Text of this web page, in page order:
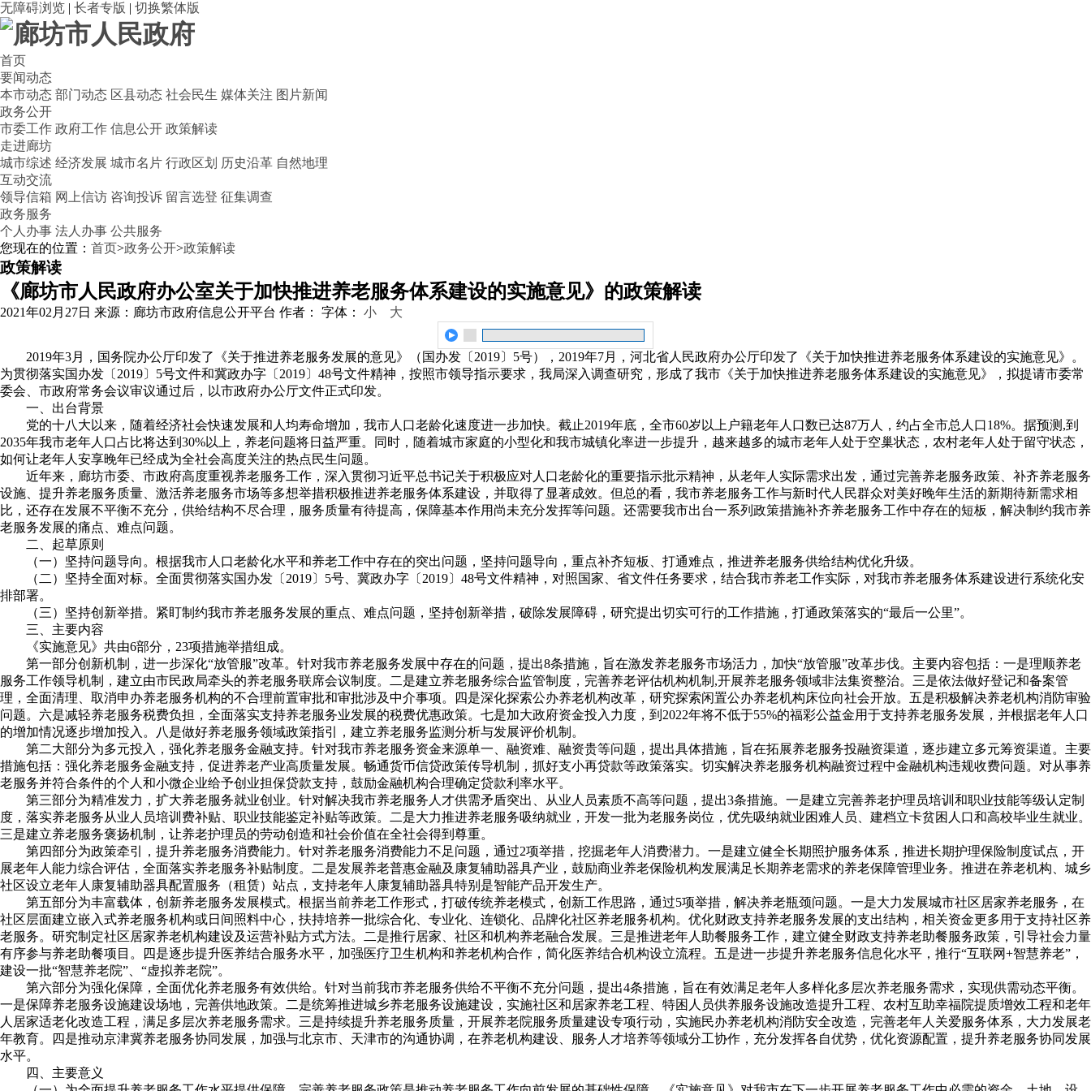
无障碍浏览 | 长者专版 | 切换繁体版
首页
要闻动态
本市动态 部门动态 区县动态 社会民生 媒体关注 图片新闻
政务公开
市委工作 政府工作 信息公开 政策解读
走进廊坊
城市综述 经济发展 城市名片 行政区划 历史沿革 自然地理
互动交流
领导信箱 网上信访 咨询投诉 留言选登 征集调查
政务服务
个人办事 法人办事 公共服务
您现在的位置： 首页>政务公开>政策解读
政策解读
《廊坊市人民政府办公室关于加快推进养老服务体系建设的实施意见》的政策解读
2021年02月27日 来源：廊坊市政府信息公开平台 作者： 字体： 小 大
2019年3月，国务院办公厅印发了《关于推进养老服务发展的意见》（国办发〔2019〕5号），2019年7月，河北省人民政府办公厅印发了《关于加快推进养老服务体系建设的实施意见》。
为贯彻落实国办发〔2019〕5号文件和冀政办字〔2019〕48号文件精神，按照市领导指示要求，我局深入调查研究，形成了我市《关于加快推进养老服务体系建设的实施意见》，拟提请市委常
委会、市政府常务会议审议通过后，以市政府办公厅文件正式印发。
一、出台背景
党的十八大以来，随着经济社会快速发展和人均寿命增加，我市人口老龄化速度进一步加快。截止2019年底，全市60岁以上户籍老年人口数已达87万人，约占全市总人口18%。据预测,到
2035年我市老年人口占比将达到30%以上，养老问题将日益严重。同时，随着城市家庭的小型化和我市城镇化率进一步提升，越来越多的城市老年人处于空巢状态，农村老年人处于留守状态，
如何让老年人安享晚年已经成为全社会高度关注的热点民生问题。
近年来，廊坊市委、市政府高度重视养老服务工作，深入贯彻习近平总书记关于积极应对人口老龄化的重要指示批示精神，从老年人实际需求出发，通过完善养老服务政策、补齐养老服务
设施、提升养老服务质量、激活养老服务市场等多想举措积极推进养老服务体系建设，并取得了显著成效。但总的看，我市养老服务工作与新时代人民群众对美好晚年生活的新期待新需求相
比，还存在发展不平衡不充分，供给结构不尽合理，服务质量有待提高，保障基本作用尚未充分发挥等问题。还需要我市出台一系列政策措施补齐养老服务工作中存在的短板，解决制约我市养
老服务发展的痛点、难点问题。
二、起草原则
（一）坚持问题导向。根据我市人口老龄化水平和养老工作中存在的突出问题，坚持问题导向，重点补齐短板、打通难点，推进养老服务供给结构优化升级。
（二）坚持全面对标。全面贯彻落实国办发〔2019〕5号、冀政办字〔2019〕48号文件精神，对照国家、省文件任务要求，结合我市养老工作实际，对我市养老服务体系建设进行系统化安
排部署。
（三）坚持创新举措。紧盯制约我市养老服务发展的重点、难点问题，坚持创新举措，破除发展障碍，研究提出切实可行的工作措施，打通政策落实的“最后一公里”。
三、主要内容
《实施意见》共由6部分，23项措施举措组成。
第一部分创新机制，进一步深化“放管服”改革。针对我市养老服务发展中存在的问题，提出8条措施，旨在激发养老服务市场活力，加快“放管服”改革步伐。主要内容包括：一是理顺养老
服务工作领导机制，建立由市民政局牵头的养老服务联席会议制度。二是建立养老服务综合监管制度，完善养老评估机构机制,开展养老服务领域非法集资整治。三是依法做好登记和备案管
理，全面清理、取消申办养老服务机构的不合理前置审批和审批涉及中介事项。四是深化探索公办养老机构改革，研究探索闲置公办养老机构床位向社会开放。五是积极解决养老机构消防审验
问题。六是减轻养老服务税费负担，全面落实支持养老服务业发展的税费优惠政策。七是加大政府资金投入力度，到2022年将不低于55%的福彩公益金用于支持养老服务发展，并根据老年人口
的增加情况逐步增加投入。八是做好养老服务领域政策指引，建立养老服务监测分析与发展评价机制。
第二大部分为多元投入，强化养老服务金融支持。针对我市养老服务资金来源单一、融资难、融资贵等问题，提出具体措施，旨在拓展养老服务投融资渠道，逐步建立多元筹资渠道。主要
措施包括：强化养老服务金融支持，促进养老产业高质量发展。畅通货币信贷政策传导机制，抓好支小再贷款等政策落实。切实解决养老服务机构融资过程中金融机构违规收费问题。对从事养
老服务并符合条件的个人和小微企业给予创业担保贷款支持，鼓励金融机构合理确定贷款利率水平。
第三部分为精准发力，扩大养老服务就业创业。针对解决我市养老服务人才供需矛盾突出、从业人员素质不高等问题，提出3条措施。一是建立完善养老护理员培训和职业技能等级认定制
度，落实养老服务从业人员培训费补贴、职业技能鉴定补贴等政策。二是大力推进养老服务吸纳就业，开发一批为老服务岗位，优先吸纳就业困难人员、建档立卡贫困人口和高校毕业生就业。
三是建立养老服务褒扬机制，让养老护理员的劳动创造和社会价值在全社会得到尊重。
第四部分为政策牵引，提升养老服务消费能力。针对养老服务消费能力不足问题，通过2项举措，挖掘老年人消费潜力。一是建立健全长期照护服务体系，推进长期护理保险制度试点，开
展老年人能力综合评估，全面落实养老服务补贴制度。二是发展养老普惠金融及康复辅助器具产业，鼓励商业养老保险机构发展满足长期养老需求的养老保障管理业务。推进在养老机构、城乡
社区设立老年人康复辅助器具配置服务（租赁）站点，支持老年人康复辅助器具特别是智能产品开发生产。
第五部分为丰富载体，创新养老服务发展模式。根据当前养老工作形式，打破传统养老模式，创新工作思路，通过5项举措，解决养老瓶颈问题。一是大力发展城市社区居家养老服务，在
社区层面建立嵌入式养老服务机构或日间照料中心，扶持培养一批综合化、专业化、连锁化、品牌化社区养老服务机构。优化财政支持养老服务发展的支出结构，相关资金更多用于支持社区养
老服务。研究制定社区居家养老机构建设及运营补贴方式方法。二是推行居家、社区和机构养老融合发展。三是推进老年人助餐服务工作，建立健全财政支持养老助餐服务政策，引导社会力量
有序参与养老助餐项目。四是逐步提升医养结合服务水平，加强医疗卫生机构和养老机构合作，简化医养结合机构设立流程。五是进一步提升养老服务信息化水平，推行“互联网+智慧养老”，
建设一批“智慧养老院”、“虚拟养老院”。
第六部分为强化保障，全面优化养老服务有效供给。针对当前我市养老服务供给不平衡不充分问题，提出4条措施，旨在有效满足老年人多样化多层次养老服务需求，实现供需动态平衡。
一是保障养老服务设施建设场地，完善供地政策。二是统筹推进城乡养老服务设施建设，实施社区和居家养老工程、特困人员供养服务设施改造提升工程、农村互助幸福院提质增效工程和老年
人居家适老化改造工程，满足多层次养老服务需求。三是持续提升养老服务质量，开展养老院服务质量建设专项行动，实施民办养老机构消防安全改造，完善老年人关爱服务体系，大力发展老
年教育。四是推动京津冀养老服务协同发展，加强与北京市、天津市的沟通协调，在养老机构建设、服务人才培养等领域分工协作，充分发挥各自优势，优化资源配置，提升养老服务协同发展
水平。
四、主要意义